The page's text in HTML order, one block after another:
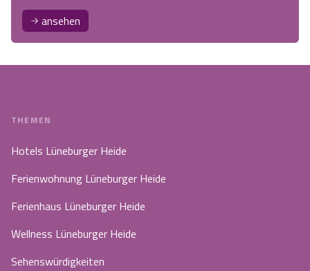
ansehen
THEMEN
Hotels Lüneburger Heide
Ferienwohnung Lüneburger Heide
Ferienhaus Lüneburger Heide
Wellness Lüneburger Heide
Sehenswürdigkeiten